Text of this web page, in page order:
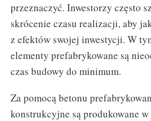
przeznaczyć. Inwestorzy często
skrócenie czasu realizacji, aby
z efektów swojej inwestycji. W
elementy prefabrykowane są
czas budowy do minimum.
Za pomocą betonu
konstrukcyjne są produkowane